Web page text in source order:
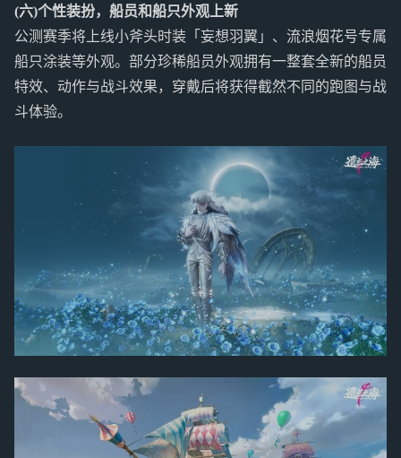
(六)个性装扮，船员和船只外观上新
公测赛季将上线小斧头时装「妄想羽翼」、流浪烟花号专属
船只涂装等外观。部分珍稀船员外观拥有一整套全新的船员
特效、动作与战斗效果，穿戴后将获得截然不同的跑图与战
斗体验。